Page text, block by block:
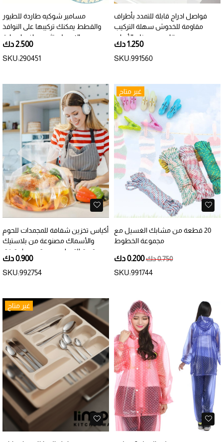
فواصل ادراج قابلة للتمدد بأطراف
مقاومة للخدوش سهلة التركيب
وتناسب معظم الأدراج.
1.250 دك
SKU:991560
مسامير شوكيه طاردة للطيور
والقطط يمكنك تركيبها على النوافذ
والاسطح تثبت ببراغي او مادة
لاصقة العبوة 6 قطع
2.500 دك
SKU:290451
غير متاح
20 قطعة من مشابك الغسيل مع
مجموعة الخطوط
0.750 دك
0.200 دك
SKU:991744
أكياس تخزين شفافة للمجمدات للحوم
والأسماك مصنوعة من بلاستيك
قوية التحمل بدون تسرب او تمزق
0.900 دك
SKU:992754
غير متاح